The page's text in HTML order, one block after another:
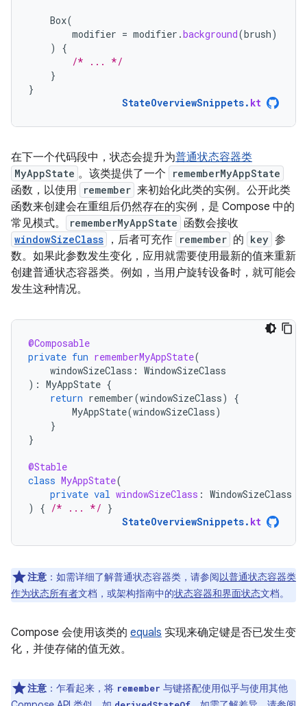
Box(
modifier = modifier .background(brush)
)
{
/* ... */
}
}
StateOverviewSnippets. kt
在下一个代码段中，状态会提升为普通状态容器类
MyAppState 。该类提供了一个 rememberMyAppState
函数，以使用 remember 来初始化此类的实例。公开此类
函数来创建会在重组后仍然存在的实例，是 Compose 中的
常见模式。
rememberMyAppState 函数会接收
windowSizeClass ，后者可充作 remember 的 key 参
数。如果此参数发生变化，应用就需要使用最新的值来重新
创建普通状态容器类。例如，当用户旋转设备时，就可能会
发生这种情况。
@Composable
private fun rememberMyAppState(
windowSizeClass : WindowSizeClass
): MyAppState {
return remember(windowSizeClass)
{
MyAppState(windowSizeClass)
}
}
@Stable
class MyAppState(
private val windowSizeClass : WindowSizeClass
)
{ /* ... */ }
StateOverviewSnippets. kt
注意 ：如需详细了解普通状态容器类，请参阅以普通状态容器类
作为状态所有者文档，或架构指南中的状态容器和界面状态文档。
Compose 会使用该类的 equals 实现来确定键是否已发生变
化，并使存储的值无效。
注意 ：乍看起来，将 remember 与键搭配使用似乎与使用其他